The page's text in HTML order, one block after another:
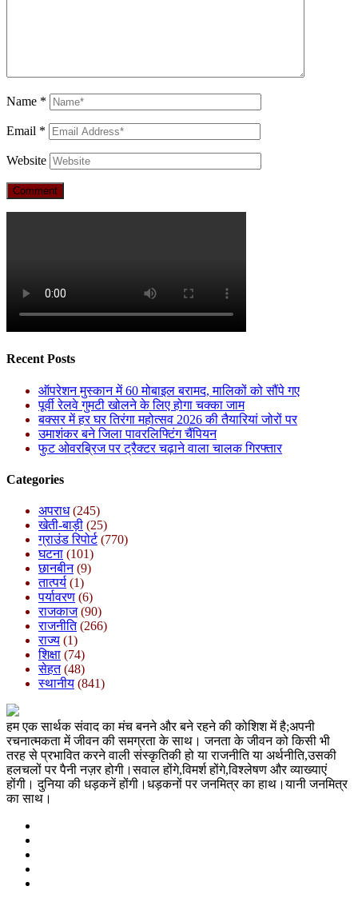
Name *
Email *
Website
Recent Posts
ऑपरेशन मुस्कान में 60 मोबाइल बरामद, मालिकों को सौंपे गए
पूर्वी रेलवे गुमटी खोलने के लिए होगा चक्का जाम
बक्सर में हर घर तिरंगा महोत्सव 2026 की तैयारियां जोरों पर
उमाशंकर बने जिला पावरलिफ्टिंग चैंपियन
फुट ओवरब्रिज पर ट्रैक्टर चढ़ाने वाला चालक गिरफ्तार
Categories
अपराध(245)
खेती-बाड़ी (25)
ग्राउंड रिपोर्ट(770)
घटना (101)
छानबीन(9)
तात्पर्य (1)
पर्यावरण (6)
राजकाज(90)
राजनीति(266)
राज्य (1)
शिक्षा (74)
सेहत(48)
स्थानीय (841)
हम एक सार्थक संवाद का मंच बनने और बने रहने की कोशिश में है;अपनी
रचनात्मकता में जीवन की समग्रता के साथ। जनता के जीवन को किसी भी
तरह से प्रभावित करने वाली संस्कृतिकी हो या राजनीति या अर्थनीति,उसकी
हलचलों पर पैनी नज़र होगी।सवाल होंगे,विमर्श होंगे,विश्लेषण और व्याख्याएं
होंगी। दुनिया की धड़कनें होंगी।धड़कनों पर जनमित्र का हाथ।यानी जनमित्र
का साथ।